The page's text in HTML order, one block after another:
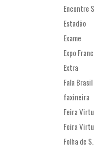
Encontre
Estadão
Exame
Expo
Extra
Fala Brasil
faxineira
Feira
Feira
Folha de